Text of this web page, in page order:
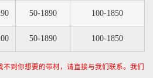
50-1890 100-1850
50-1890 100-1850
到你想要的带材，请直接与我们联系。我们